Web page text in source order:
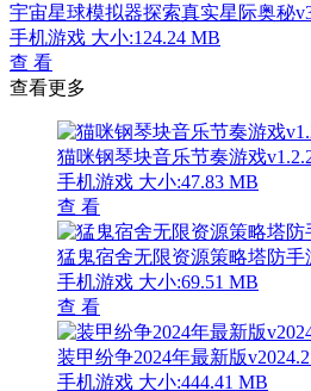
宇宙星球模拟器探索真实星际奥秘
手机游戏 大小:124.24 MB
查 看
查看更多
猫咪钢琴块音乐节奏游戏
手机游戏 大小:47.83 MB
查 看
猛鬼宿舍无限资源策略塔防手
手机游戏 大小:69.51 MB
查 看
装甲纷争2024年最新版
手机游戏 大小:444.41 MB